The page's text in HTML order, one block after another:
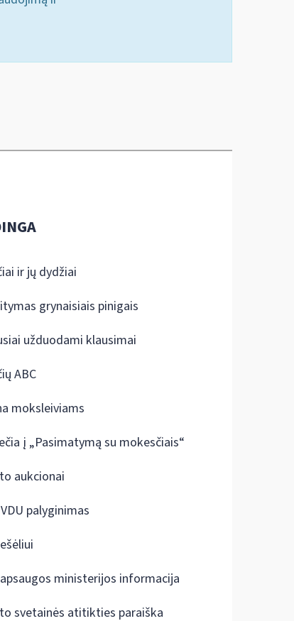
ir jų dydžiai
grynaisiais pinigais
užduodami klausimai
ABC
moksleiviams
į „Pasimatymą su mokesčiais“
aukcionai
palyginimas
ministerijos informacija
svetainės atitikties paraiška